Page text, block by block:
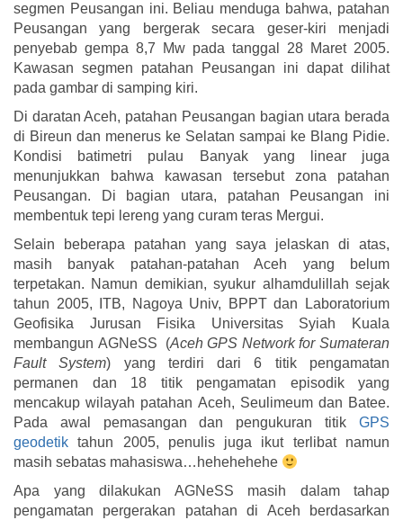
segmen Peusangan ini. Beliau menduga bahwa, patahan
Peusangan yang bergerak secara geser-kiri menjadi
penyebab gempa 8,7 Mw pada tanggal 28 Maret 2005.
Kawasan segmen patahan Peusangan ini dapat dilihat
pada gambar di samping kiri.
Di daratan Aceh, patahan Peusangan bagian utara berada
di Bireun dan menerus ke Selatan sampai ke Blang Pidie.
Kondisi batimetri pulau Banyak yang linear juga
menunjukkan bahwa kawasan tersebut zona patahan
Peusangan. Di bagian utara, patahan Peusangan ini
membentuk tepi lereng yang curam teras Mergui.
Selain beberapa patahan yang saya jelaskan di atas,
masih banyak patahan-patahan Aceh yang belum
terpetakan. Namun demikian, syukur alhamdulillah sejak
tahun 2005, ITB, Nagoya Univ, BPPT dan Laboratorium
Geofisika Jurusan Fisika Universitas Syiah Kuala
membangun AGNeSS (Aceh GPS Network for Sumateran
Fault System) yang terdiri dari 6 titik pengamatan
permanen dan 18 titik pengamatan episodik yang
mencakup wilayah patahan Aceh, Seulimeum dan Batee.
Pada awal pemasangan dan pengukuran titik GPS
geodetik tahun 2005, penulis juga ikut terlibat namun
masih sebatas mahasiswa…hehehehehe
Apa yang dilakukan AGNeSS masih dalam tahap
pengamatan pergerakan patahan di Aceh berdasarkan